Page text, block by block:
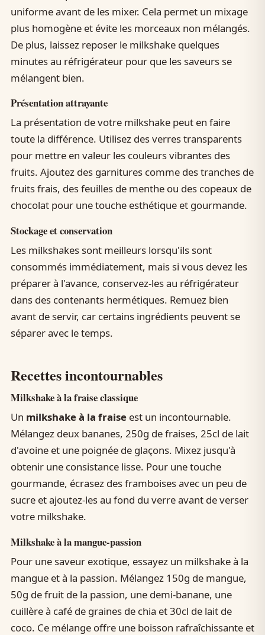
uniforme avant de les mixer. Cela permet un mixage
plus homogène et évite les morceaux non mélangés.
De plus, laissez reposer le milkshake quelques
minutes au réfrigérateur pour que les saveurs se
mélangent bien.
Présentation attrayante
La présentation de votre milkshake peut en faire
toute la différence. Utilisez des verres transparents
pour mettre en valeur les couleurs vibrantes des
fruits. Ajoutez des garnitures comme des tranches de
fruits frais, des feuilles de menthe ou des copeaux de
chocolat pour une touche esthétique et gourmande.
Stockage et conservation
Les milkshakes sont meilleurs lorsqu'ils sont
consommés immédiatement, mais si vous devez les
préparer à l'avance, conservez-les au réfrigérateur
dans des contenants hermétiques. Remuez bien
avant de servir, car certains ingrédients peuvent se
séparer avec le temps.
Recettes incontournables
Milkshake à la fraise classique
Un milkshake à la fraiseest un incontournable.
Mélangez deux bananes, 250g de fraises, 25cl de lait
d'avoine et une poignée de glaçons. Mixez jusqu'à
obtenir une consistance lisse. Pour une touche
gourmande, écrasez des framboises avec un peu de
sucre et ajoutez-les au fond du verre avant de verser
votre milkshake.
Milkshake à la mangue-passion
Pour une saveur exotique, essayez un milkshake à la
mangue et à la passion. Mélangez 150g de mangue,
50g de fruit de la passion, une demi-banane, une
cuillère à café de graines de chia et 30cl de lait de
coco. Ce mélange offre une boisson rafraîchissante et